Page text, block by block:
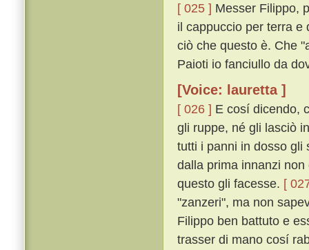
[ 025 ] Messer Filippo,
il cappuccio per terra e
ciò che questo è. Che
Paioti io fanciullo da
[Voice: lauretta ]
[ 026 ] E cosí dicendo,
gli ruppe, né gli lasciò
tutti i panni in dosso gli
dalla prima innanzi
questo gli facesse. [
"zanzeri", ma non
Filippo ben battuto e
trasser di mano cosí